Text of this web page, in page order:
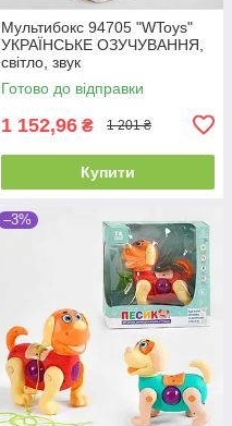
Мультибокс 94705 "WToys"
УКРАЇНСЬКЕ ОЗУЧУВАННЯ,
світло, звук
Готово до відправки
1 152,96 ₴ 1 201 ₴
Купити
–3%